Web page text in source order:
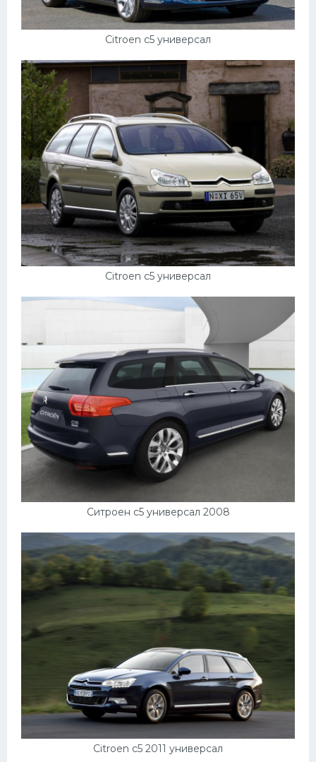
Citroen c5 универсал
Citroen c5 универсал
Ситроен с5 универсал 2008
Citroen c5 2011 универсал